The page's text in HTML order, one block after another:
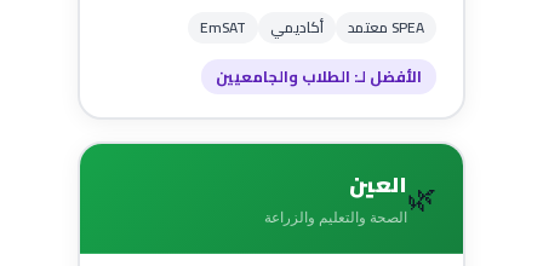
SPEA معتمد أكاديمي EmSAT
الأفضل لـ: الطلاب والجامعيين
🌿العين
الصحة والتعليم والزراعة